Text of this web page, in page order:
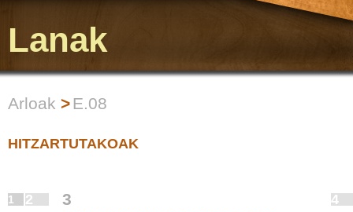
Lanak
Arloak >E.08
HITZARTUTAKOAK
1 2 3 4